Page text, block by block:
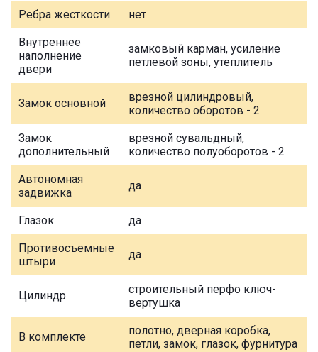
Ребра жесткости нет
Внутреннее
наполнение
двери
замковый карман, усиление
петлевой зоны, утеплитель
Замок основной
врезной цилиндровый,
количество оборотов - 2
Замок
дополнительный
врезной сувальдный,
количество полуоборотов - 2
Автономная
задвижка
да
Глазок да
Противосъемные
штыри
да
Цилиндр
строительный перфо ключ-
вертушка
В комплекте
полотно, дверная коробка,
петли, замок, глазок, фурнитура